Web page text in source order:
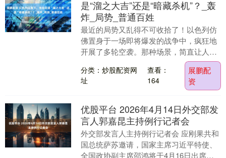
是“溜之大吉”还是“暗藏杀机”？_轰
炸_局势_普通百姓
最近的局势又乱得不可收拾了！以色列仿
佛置身于一场即将爆发的战争中，疯狂地
开展了多轮空袭。那种场景，简直让人感
觉这是世界末日的降临。战机在空中嗡嗡
作响，宛如一群凶....
分类：炒股配资网
址
查看：
164
展鹏配
资
优股平台 2026年4月14日外交部发
言人郭嘉昆主持例行记者会
外交部发言人主持例行记者会 应刚果共和
国总统萨苏邀请，国家主席习近平特使、
全国政协副主席邵鸿将于4月16日出席在